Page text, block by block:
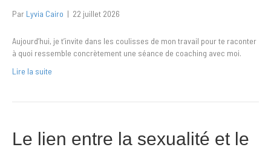
Par Lyvia Cairo | 22 juillet 2026
Aujourd’hui, je t’invite dans les coulisses de mon travail pour te raconter
à quoi ressemble concrètement une séance de coaching avec moi.
Lire la suite
Le lien entre la sexualité et le